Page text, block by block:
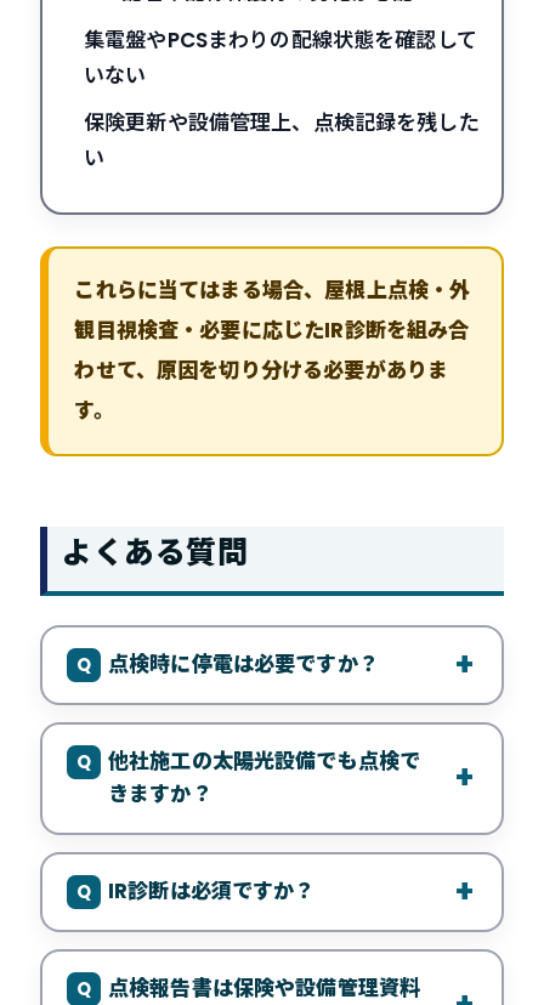
集電盤やPCSまわりの配線状態を確認して
いない
保険更新や設備管理上、点検記録を残した
い
これらに当てはまる場合、屋根上点検・外
観目視検査・必要に応じたIR診断を組み合
わせて、原因を切り分ける必要がありま
す。
よくある質問
点検時に停電は必要ですか？
他社施工の太陽光設備でも点検で
きますか？
IR診断は必須ですか？
点検報告書は保険や設備管理資料